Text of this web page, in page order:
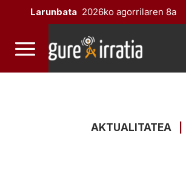
Larunbata 2026ko agorrilaren 8a
AKTUALITATEA